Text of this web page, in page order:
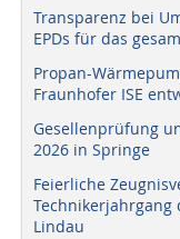
Transparenz bei
EPDs für das
Propan-
Fraunhofer ISE
Gesellenprüfung
2026 in Springe
Feierliche
Technikerjahrgang
Lindau